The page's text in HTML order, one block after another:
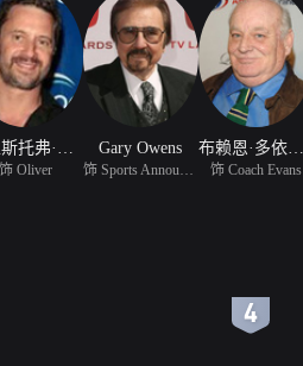
饰 Oliver
Gary Owens 布赖恩·多依尔·玛丽
饰 Coach Evans